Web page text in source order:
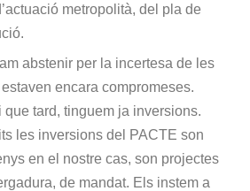
metropolità, del pla de
abstenir per la incertesa de les
encara compromeses.
que tard, tinguem ja inversions.
les inversions del PACTE son
en el nostre cas, son projectes
de mandat. Els instem a